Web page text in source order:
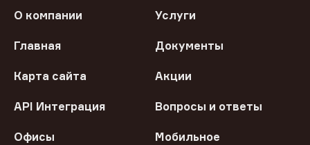
О компании Услуги
Главная Документы
Карта сайта Акции
API Интеграция Вопросы и ответы
Офисы
Мобильное